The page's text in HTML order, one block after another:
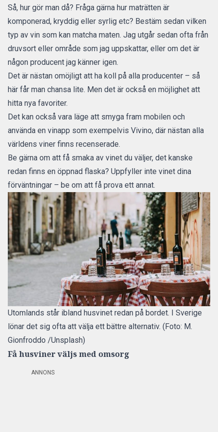
Så, hur gör man då? Fråga gärna hur maträtten är
komponerad, kryddig eller syrlig etc? Bestäm sedan vilken
typ av vin som kan matcha maten. Jag utgår sedan ofta från
druvsort eller område som jag uppskattar, eller om det är
någon producent jag känner igen.
Det är nästan omöjligt att ha koll på alla producenter – så
här får man chansa lite. Men det är också en möjlighet att
hitta nya favoriter.
Det kan också vara läge att smyga fram mobilen och
använda en vinapp som exempelvis Vivino, där nästan alla
världens viner finns recenserade.
Be gärna om att få smaka av vinet du väljer, det kanske
redan finns en öppnad flaska? Uppfyller inte vinet dina
förväntningar – be om att få prova ett annat.
Utomlands står ibland husvinet redan på bordet. I Sverige
lönar det sig ofta att välja ett bättre alternativ. (Foto: M.
Gionfroddo /Unsplash)
Få husviner väljs med omsorg
ANNONS